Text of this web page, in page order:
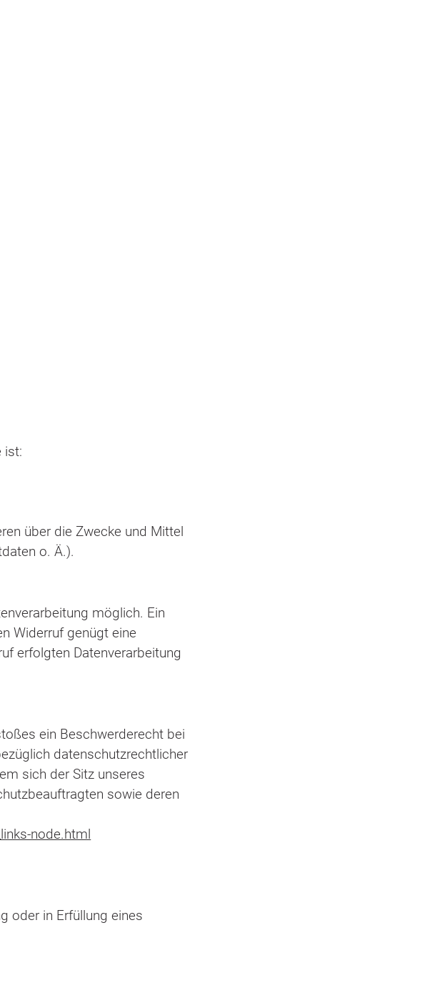
ist:
über die Zwecke und Mittel
o. Ä.).
möglich. Ein
Widerruf genügt eine
erfolgten Datenverarbeitung
ein Beschwerderecht bei
datenschutzrechtlicher
sich der Sitz unseres
sowie deren
node.html
oder in Erfüllung eines